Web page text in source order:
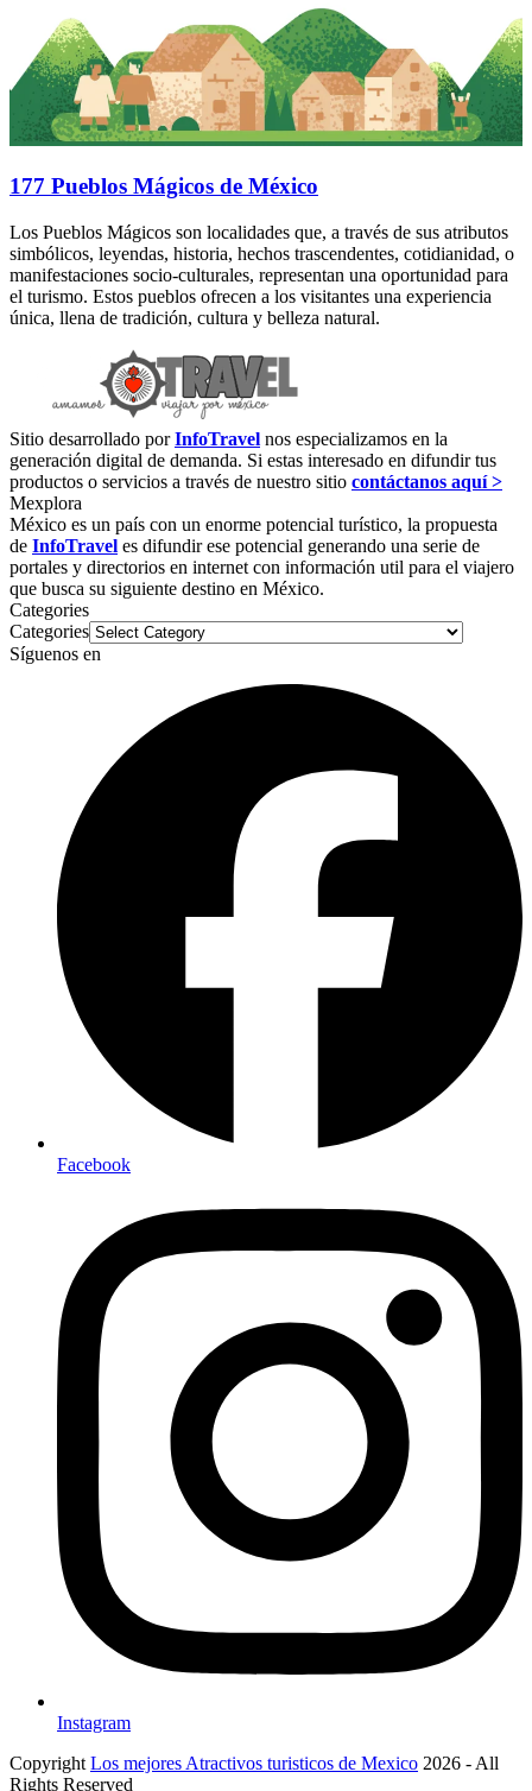
177 Pueblos Mágicos de México
Los Pueblos Mágicos son localidades que, a través de sus atributos
simbólicos, leyendas, historia, hechos trascendentes, cotidianidad, o
manifestaciones socio-culturales, representan una oportunidad para
el turismo. Estos pueblos ofrecen a los visitantes una experiencia
única, llena de tradición, cultura y belleza natural.
Sitio desarrollado porInfoTravel nos especializamos en la
generación digital de demanda. Si estas interesado en difundir tus
productos o servicios a través de nuestro sitio contáctanos aquí >
Mexplora
México es un país con un enorme potencial turístico, la propuesta
de InfoTravel es difundir ese potencial generando una serie de
portales y directorios en internet con información util para el viajero
que busca su siguiente destino en México.
Categories
Categories
Síguenos en
Facebook
Instagram
Copyright Los mejores Atractivos turisticos de Mexico 2026 - All
Rights Reserved